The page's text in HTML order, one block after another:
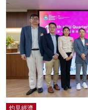
灼見經濟